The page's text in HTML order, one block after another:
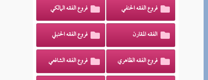
فروع الفقه الحنفي فروع الفقه المالكي
الفقه المقارن فروع الفقه الحنبلي
فروع الفقه الظاهري فروع الفقه الشافعي